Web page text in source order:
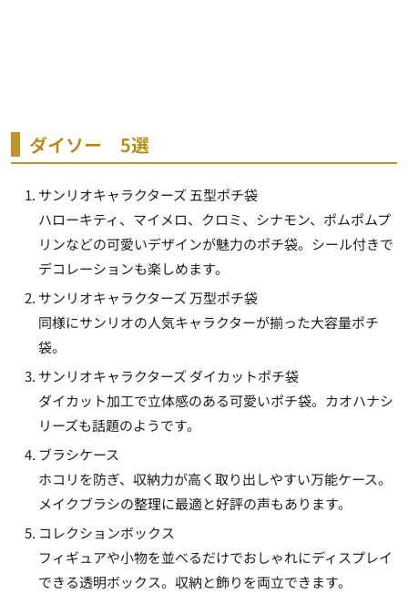
ダイソー 5選
サンリオキャラクターズ 五型ポチ袋
ハローキティ、マイメロ、クロミ、シナモン、ポムポムプ
リンなどの可愛いデザインが魅力のポチ袋。シール付きで
デコレーションも楽しめます。
サンリオキャラクターズ 万型ポチ袋
同様にサンリオの人気キャラクターが揃った大容量ポチ
袋。
サンリオキャラクターズ ダイカットポチ袋
ダイカット加工で立体感のある可愛いポチ袋。カオハナシ
リーズも話題のようです。
ブラシケース
ホコリを防ぎ、収納力が高く取り出しやすい万能ケース。
メイクブラシの整理に最適と好評の声もあります。
コレクションボックス
フィギュアや小物を並べるだけでおしゃれにディスプレイ
できる透明ボックス。収納と飾りを両立できます。